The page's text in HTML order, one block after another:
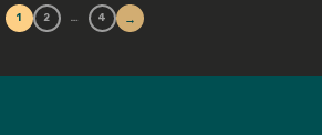
1 2 … 4 →